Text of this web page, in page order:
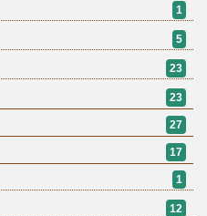
1
5
23
23
27
17
1
12